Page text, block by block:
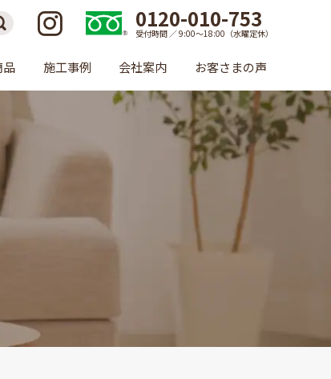
0120-010-753
受付時間 ／ 9:00〜18:00（水曜定休）
品 施工事例 会社案内 お客さまの声